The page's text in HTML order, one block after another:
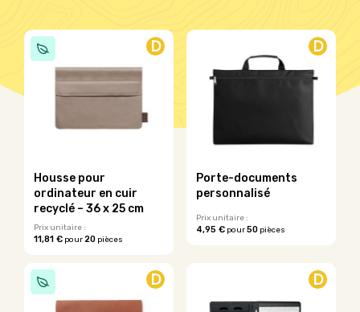
D
Housse pour
ordinateur en cuir
recyclé – 36 x 25 cm
Prix unitaire :
11,81 € pour20 pièces
produit
a
plusieurs
D
Porte-documents
personnalisé
Prix unitaire :
4,95 €pour50pièces
variations.
D D